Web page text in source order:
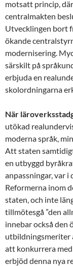
motsatt princip,
centralmakten
Utvecklingen bort
ökande
modernisering.
särskilt på
erbjuda en
skolordningarna
När
utökad
moderna språk,
Att staten
en utbyggd
anpassningar, var
Reformerna inom
staten, och inte
tillmötesgå ”den
innebar också den
utbildningsmeriter
att konkurrera
erbjöd denna nya